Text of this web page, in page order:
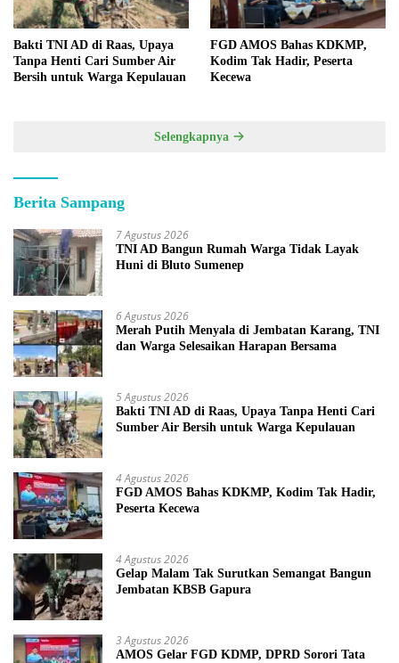
Bakti TNI AD di Raas, Upaya
Tanpa Henti Cari Sumber Air
Bersih untuk Warga Kepulauan
FGD AMOS Bahas KDKMP,
Kodim Tak Hadir, Peserta
Kecewa
Selengkapnya
Berita Sampang
7 Agustus 2026
TNI AD Bangun Rumah Warga Tidak Layak
Huni di Bluto Sumenep
6 Agustus 2026
Merah Putih Menyala di Jembatan Karang, TNI
dan Warga Selesaikan Harapan Bersama
5 Agustus 2026
Bakti TNI AD di Raas, Upaya Tanpa Henti Cari
Sumber Air Bersih untuk Warga Kepulauan
4 Agustus 2026
FGD AMOS Bahas KDKMP, Kodim Tak Hadir,
Peserta Kecewa
4 Agustus 2026
Gelap Malam Tak Surutkan Semangat Bangun
Jembatan KBSB Gapura
3 Agustus 2026
AMOS Gelar FGD KDMP, DPRD Sorori Tata